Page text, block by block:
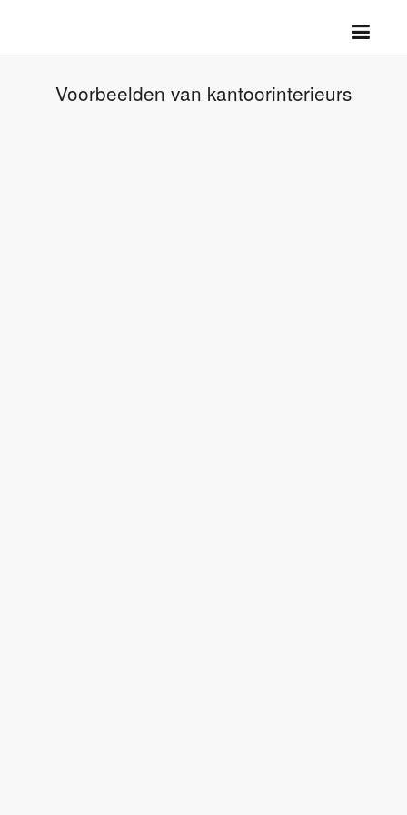
Voorbeelden van kantoorinterieurs